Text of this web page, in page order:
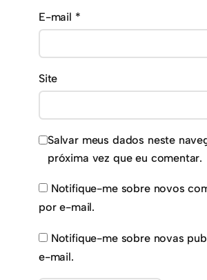
E-mail *
Site
Salvar meus dados neste
próxima vez que eu comentar.
Notifique-me sobre novos
por e-mail.
Notifique-me sobre novas
e-mail.